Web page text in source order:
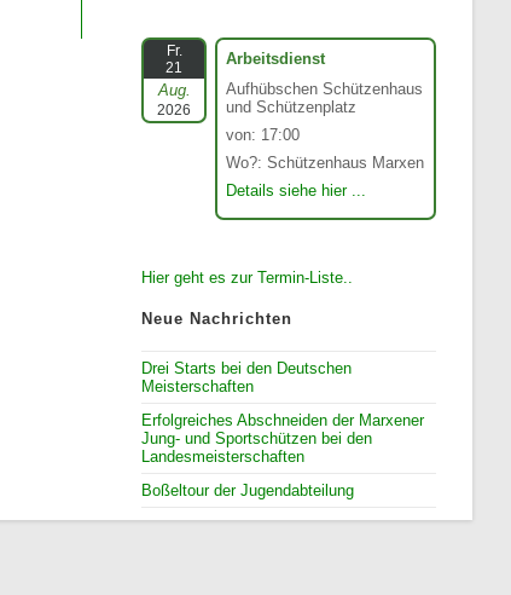
Fr.
21
Aug.
2026
Arbeitsdienst
Aufhübschen Schützenhaus
und Schützenplatz
von: 17:00
Wo?: Schützenhaus Marxen
Details siehe hier ...
Hier geht es zur Termin-Liste..
Neue Nachrichten
Drei Starts bei den Deutschen
Meisterschaften
Erfolgreiches Abschneiden der Marxener
Jung- und Sportschützen bei den
Landesmeisterschaften
Boßeltour der Jugendabteilung